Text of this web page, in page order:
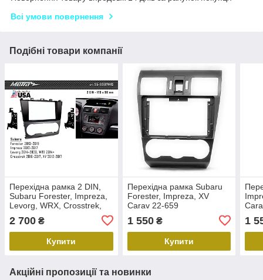
Всі умови повернення
Подібні товари компанії
Перехідна рамка 2 DIN,
Subaru Forester, Impreza,
Levorg, WRX, Crosstrek,
2 700 ₴
Купити
Перехідна рамка Subaru
Forester, Impreza, XV
Carav 22-659
1 550₴
Купити
1
Акційні пропозиції та новинки